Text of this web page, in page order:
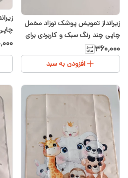
زیرانداز تعویض پوشک نوزاد مخمل
چاپی چند رنگ سبک و کاربردی برای
سیسمونی شیدا
۳۶۰٬۰۰۰
افزودن به سبد